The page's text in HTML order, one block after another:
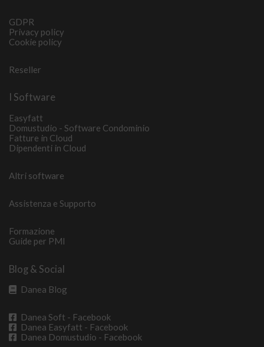
GDPR
Privacy policy
Cookie policy
Reseller
I Software
Easyfatt
Domustudio - Software Condominio
Fatture in Cloud
Dipendenti in Cloud
Altri software
Assistenza e Supporto
Formazione
Guide per PMI
Blog & Social
Danea Blog
Danea Soft - Facebook
Danea Easyfatt - Facebook
Danea Domustudio - Facebook